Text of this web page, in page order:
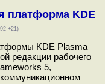
платформа KDE
+21)
KDE Plasma
редакции рабочего
5,